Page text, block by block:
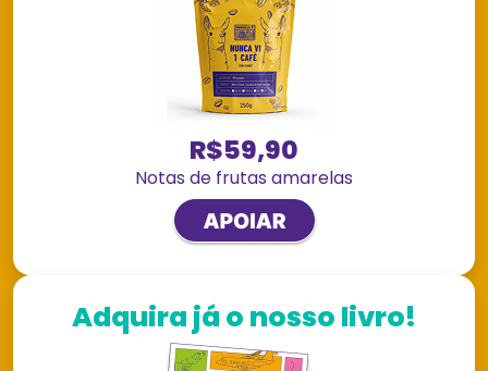
R$59,90
Notas de frutas amarelas
Adquira já o nosso livro!